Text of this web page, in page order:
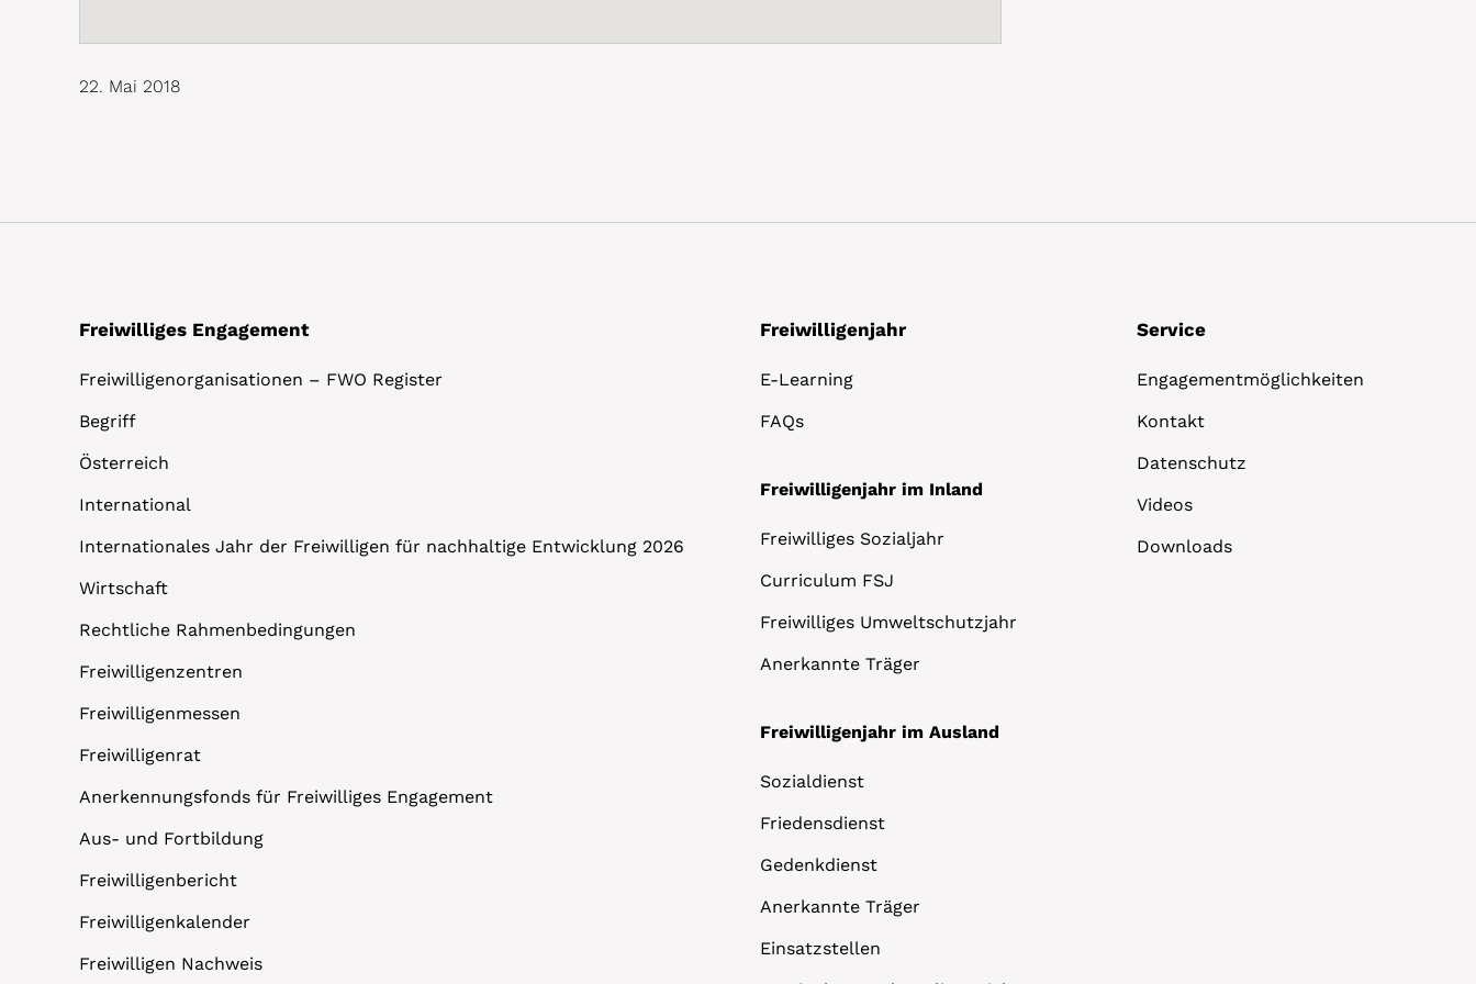
22. Mai 2018
Freiwilliges Engagement
Freiwilligenorganisationen – FWO Register
Begriff
Österreich
International
Internationales Jahr der Freiwilligen für nachhaltige Entwicklung 2026
Wirtschaft
Rechtliche Rahmenbedingungen
Freiwilligenzentren
Freiwilligenmessen
Freiwilligenrat
Anerkennungsfonds für Freiwilliges Engagement
Aus- und Fortbildung
Freiwilligenbericht
Freiwilligenkalender
Freiwilligen Nachweis
Freiwilligenjahr
E-Learning
FAQs
Freiwilligenjahr im Inland
Freiwilliges Sozialjahr
Curriculum FSJ
Freiwilliges Umweltschutzjahr
Anerkannte Träger
Freiwilligenjahr im Ausland
Sozialdienst
Friedensdienst
Gedenkdienst
Anerkannte Träger
Einsatzstellen
Service
Engagementmöglichkeiten
Kontakt
Datenschutz
Videos
Downloads